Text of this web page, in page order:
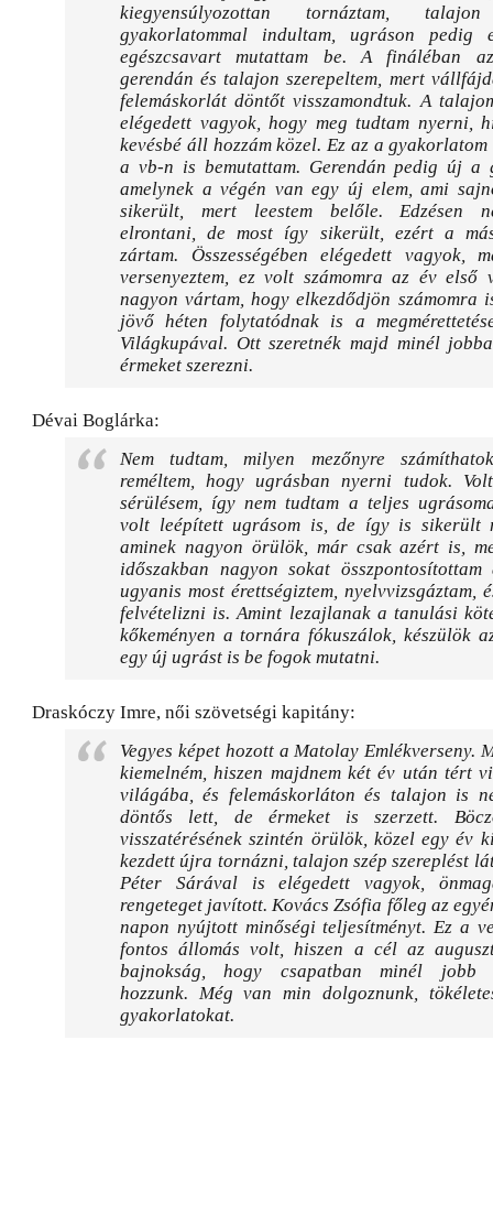
kiegyensúlyozottan tornáztam,
gyakorlatommal indultam, ugráson pedig
egészcsavart mutattam be. A fináléban
gerendán és talajon szerepeltem, mert
felemáskorlát döntőt visszamondtuk. A
elégedett vagyok, hogy meg tudtam nyerni,
kevésbé áll hozzám közel. Ez az a
a vb-n is bemutattam. Gerendán pedig új a
amelynek a végén van egy új elem, ami
sikerült, mert leestem belőle. Edzésen
elrontani, de most így sikerült, ezért a
zártam. Összességében elégedett vagyok,
versenyeztem, ez volt számomra az év első
nagyon vártam, hogy elkezdődjön számomra
jövő héten folytatódnak is a
Világkupával. Ott szeretnék majd minél
érmeket szerezni.
Dévai Boglárka:
Nem tudtam, milyen mezőnyre
reméltem, hogy ugrásban nyerni tudok.
sérülésem, így nem tudtam a teljes
volt leépített ugrásom is, de így is sikerült
aminek nagyon örülök, már csak azért is,
időszakban nagyon sokat
ugyanis most érettségiztem, nyelvvizsgáztam,
felvételizni is. Amint lezajlanak a tanulási
kőkeményen a tornára fókuszálok, készülök
egy új ugrást is be fogok mutatni.
Draskóczy Imre, női szövetségi kapitány:
Vegyes képet hozott a Matolay Emlékverseny.
kiemelném, hiszen majdnem két év után tért
világába, és felemáskorláton és talajon is
döntős lett, de érmeket is szerzett.
visszatérésének szintén örülök, közel egy év
kezdett újra tornázni, talajon szép szereplést
Péter Sárával is elégedett vagyok,
rengeteget javított. Kovács Zsófia főleg az
napon nyújtott minőségi teljesítményt. Ez a
fontos állomás volt, hiszen a cél az
bajnokság, hogy csapatban minél jobb
hozzunk. Még van min dolgoznunk,
gyakorlatokat.